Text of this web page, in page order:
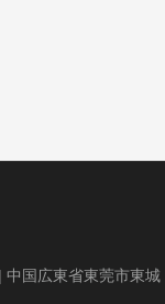
国広東省東莞市東城